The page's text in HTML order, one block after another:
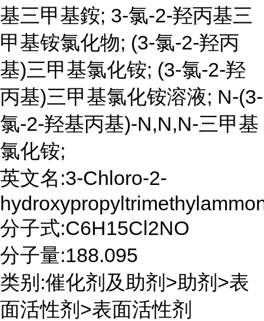
基三甲基銨; 3-氯-2-羟丙基三
甲基铵氯化物; (3-氯-2-羟丙
基)三甲基氯化铵; (3-氯-2-羟
丙基)三甲基氯化铵溶液; N-(3-
氯-2-羟基丙基)-N,N,N-三甲基
氯化铵;
英文名:3-Chloro-2-
分子式:C6H15Cl2NO
分子量:188.095
类别:催化剂及助剂>助剂>表
面活性剂>表面活性剂